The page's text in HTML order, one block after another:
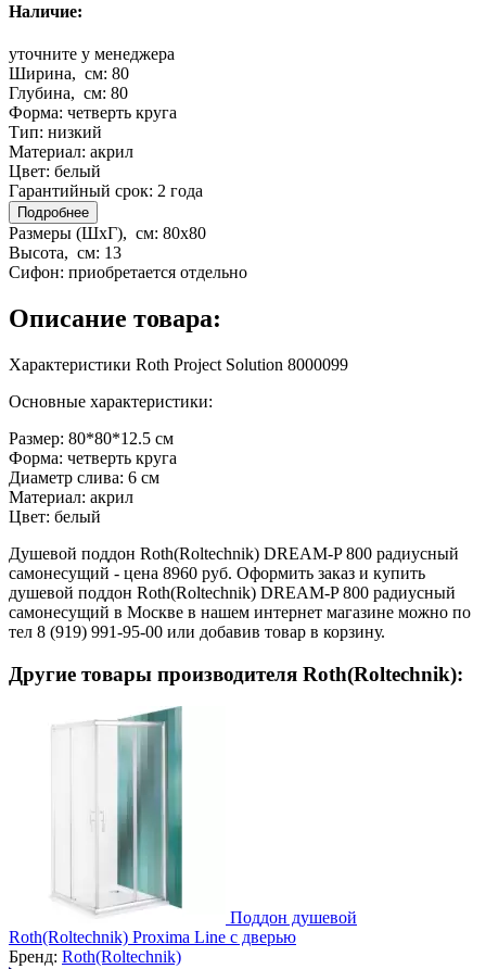
Наличие:
уточните у менеджера
Ширина, см: 80
Глубина, см: 80
Форма: четверть круга
Тип: низкий
Материал: акрил
Цвет: белый
Гарантийный срок: 2 года
Подробнее
Размеры (ШхГ), см: 80x80
Высота, см: 13
Сифон: приобретается отдельно
Описание товара:
Характеристики Roth Project Solution 8000099
Основные характеристики:
Размер: 80*80*12.5 см
Форма: четверть круга
Диаметр слива: 6 см
Материал: акрил
Цвет: белый
Душевой поддон Roth(Roltechnik) DREAM-P 800 радиусный
самонесущий - цена 8960 руб. Оформить заказ и купить
душевой поддон Roth(Roltechnik) DREAM-P 800 радиусный
самонесущий в Москве в нашем интернет магазине можно по
тел 8 (919) 991-95-00 или добавив товар в корзину.
Другие товары производителя Roth(Roltechnik):
Поддон душевой
Roth(Roltechnik) Proxima Line с дверью
Бренд: Roth(Roltechnik)